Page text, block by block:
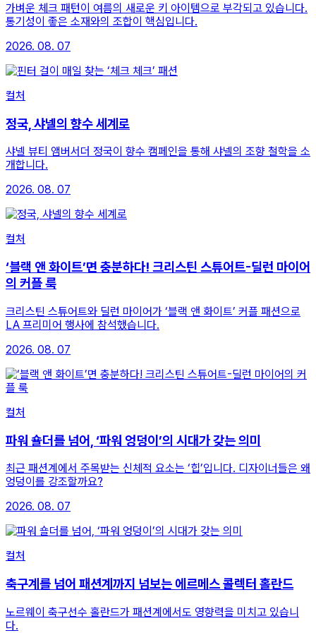
가벼운 체크 패턴이 여름의 새로운 키 아이템으로 부각되고 있습니다.
통기성이 좋은 소재와의 조합이 핵심입니다.
2026. 08. 07
컬처
정국, 샤넬의 향수 세계로
샤넬 뷰티 앰버서더 정국이 향수 캠페인을 통해 샤넬의 조향 철학을 소
개합니다.
2026. 08. 07
컬처
‘블랙 앤 화이트’면 충분하다! 크리스틴 스튜어트-딜런 마이어
의 커플 룩
크리스틴 스튜어트와 딜런 마이어가 ‘블랙 앤 화이트’ 커플 패션으로
LA 프리미어 행사에 참석했습니다.
2026. 08. 07
컬처
파워 숄더를 넘어, ‘파워 엉덩이’의 시대가 갖는 의미
최근 패션계에서 주목받는 신체적 요소는 ‘힙’입니다. 디자이너들은 왜
엉덩이를 강조할까요?
2026. 08. 07
컬처
축구계를 넘어 패션계까지 넘보는 에르메스 콜렉터 홀란드
노르웨이 축구선수 홀란드가 패션계에서도 영향력을 미치고 있습니
다.